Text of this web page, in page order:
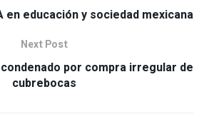
en educación y sociedad mexicana
Next Post
por compra irregular de
cubrebocas